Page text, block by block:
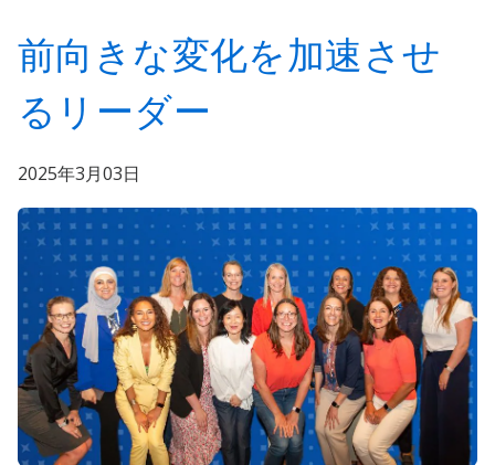
前向きな変化を加速させ
るリーダー
2025年3月03日